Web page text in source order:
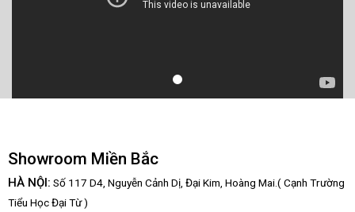
Showroom Miền Bắc
HÀ NỘI: Số 117 D4, Nguyễn Cảnh Dị, Đại Kim, Hoàng Mai.( Cạnh Trường
Tiểu Học Đại Từ )